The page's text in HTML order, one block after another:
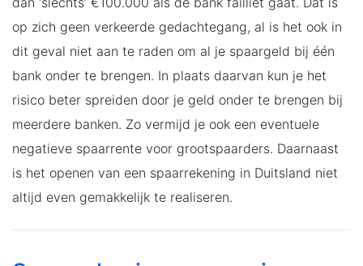
op zich geen verkeerde gedachtegang, al is het ook in
dit geval niet aan te raden om al je spaargeld bij één
bank onder te brengen. In plaats daarvan kun je het
risico beter spreiden door je geld onder te brengen bij
meerdere banken. Zo vermijd je ook een eventuele
negatieve spaarrente voor grootspaarders. Daarnaast
is het openen van een spaarrekening in Duitsland niet
altijd even gemakkelijk te realiseren.